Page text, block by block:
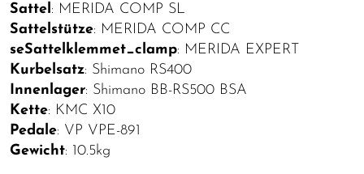
Sattel: MERIDA COMP SL
Sattelstütze: MERIDA COMP CC
seSattelklemmet_clamp: MERIDA EXPERT
Kurbelsatz: Shimano RS400
Innenlager: Shimano BB-RS500 BSA
Kette: KMC X10
Pedale: VP VPE-891
Gewicht: 10.5kg